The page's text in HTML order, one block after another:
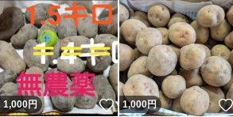
1,000円 いいね！
1,000円